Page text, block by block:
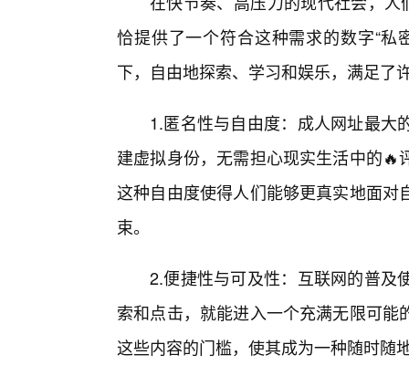
恰提供了一个符合这种需求的数字“
下，自由地探索、学习和娱乐，满足了
1.匿名性与自由度：成人网址最大
建虚拟身份，无需担心现实生活中的
这种自由度使得人们能够更真实地面
束。
2.便捷性与可及性：互联网的普及
索和点击，就能进入一个充满无限可
这些内容的门槛，使其成为一种随时随